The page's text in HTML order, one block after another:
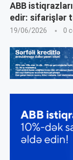
ABB
edir: sifarişlər
19/06/2026 0